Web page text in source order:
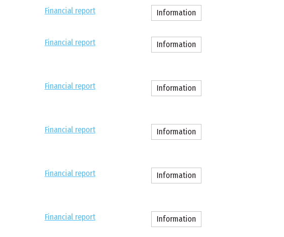
Financial report Information
Financial report Information
Financial report Information
Financial report Information
Financial report Information
Financial report Information